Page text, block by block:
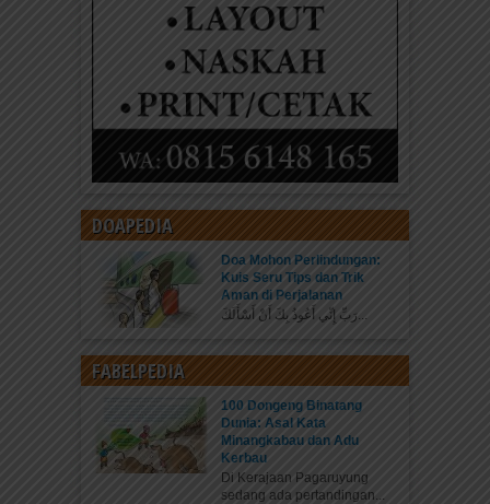
DOAPEDIA
Doa Mohon Perlindungan:
Kuis Seru Tips dan Trik
Aman di Perjalanan
FABELPEDIA
100 Dongeng Binatang
Dunia: Asal Kata
Minangkabau dan Adu
Kerbau
Di Kerajaan Pagaruyung
sedang ada pertandingan...